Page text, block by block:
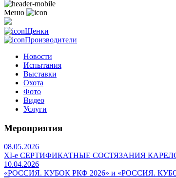
Меню
Щенки
Производители
Новости
Испытания
Выставки
Охота
Фото
Видео
Услуги
Мероприятия
08.05.2026
ХI-е СЕРТИФИКАТНЫЕ СОСТЯЗАНИЯ
10.04.2026
«РОССИЯ. КУБОК РКФ 2026» и «РОССИЯ.